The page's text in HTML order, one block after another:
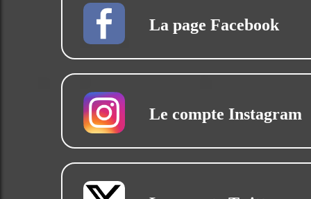
La page Facebook
Le compte Instagram